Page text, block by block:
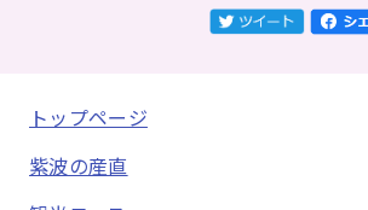
トップページ
紫波の産直